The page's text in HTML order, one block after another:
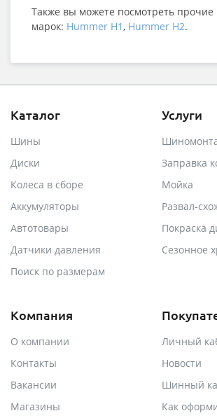
Также вы можете посмотреть
марок: Hummer H1, Hummer H2.
Каталог
Шины
Диски
Колеса в сборе
Аккумуляторы
Автотовары
Датчики давления
Поиск по размерам
Услуги
Заправка
Мойка
Развал-
Покраска
Сезонное
Компания
О компании
Контакты
Вакансии
Магазины
Личный
Новости
Шинный
Как